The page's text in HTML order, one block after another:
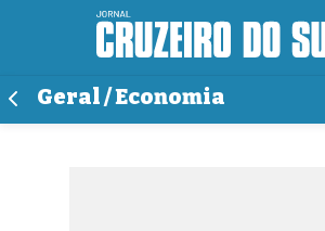
Geral / Economia